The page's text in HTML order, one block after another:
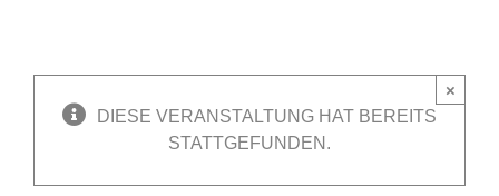
DIESE VERANSTALTUNG HAT BEREITS
STATTGEFUNDEN.
×